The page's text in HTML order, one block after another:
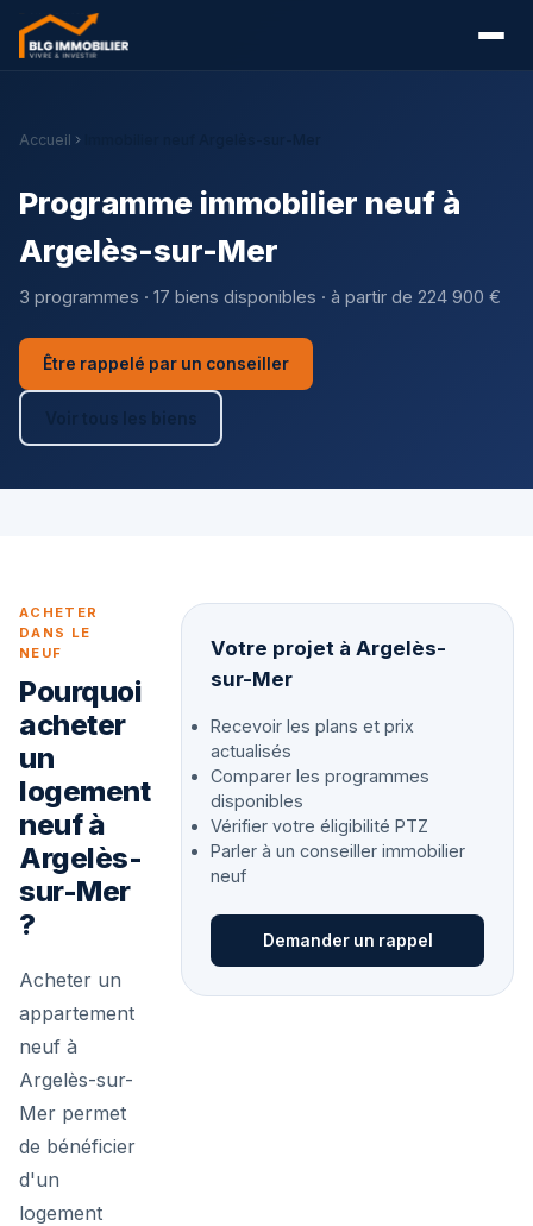
Accueil
Programme immobilier neuf à
Argelès-sur-Mer
3 programmes · 17 biens disponibles · à partir de 224 900 €
Être rappelé par un conseiller
Voir tous les biens
ACHETER
DANS LE
NEUF
Pourquoi
acheter
un
logement
neuf à
Argelès-
sur-Mer
?
Acheter un
appartement
neuf à
Argelès-sur-
Mer permet
de bénéficier
d'un
logement
Votre projet à Argelès-
sur-Mer
Recevoir les plans et prix
actualisés
Comparer les programmes
disponibles
Vérifier votre éligibilité PTZ
Parler à un conseiller immobilier
neuf
Demander un rappel